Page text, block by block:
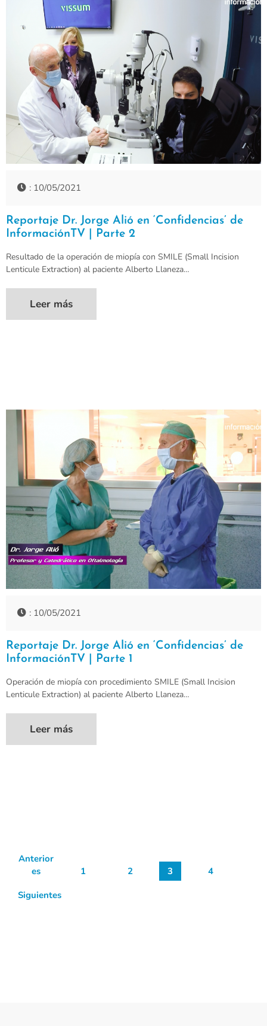
: 10/05/2021
Reportaje Dr. Jorge Alió en ‘Confidencias’ de
InformaciónTV | Parte 2
Resultado de la operación de miopía con SMILE (Small Incision
Lenticule Extraction) al paciente Alberto Llaneza…
Leer más
: 10/05/2021
Reportaje Dr. Jorge Alió en ‘Confidencias’ de
InformaciónTV | Parte 1
Operación de miopía con procedimiento SMILE (Small Incision
Lenticule Extraction) al paciente Alberto Llaneza…
Leer más
Anterior
es
1 2 3
4
Siguientes